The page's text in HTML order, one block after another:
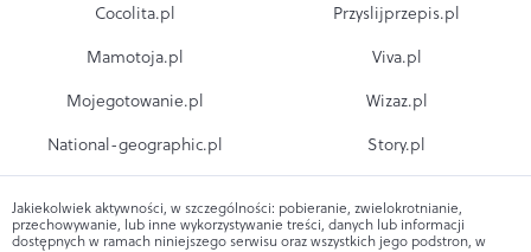
Cocolita.pl
Mamotoja.pl
Mojegotowanie.pl
National-geographic.pl
Przyslijprzepis.pl
Viva.pl
Wizaz.pl
Story.pl
Jakiekolwiek aktywności, w szczególności: pobieranie, zwielokrotnianie,
przechowywanie, lub inne wykorzystywanie treści, danych lub informacji
dostępnych w ramach niniejszego serwisu oraz wszystkich jego podstron, w